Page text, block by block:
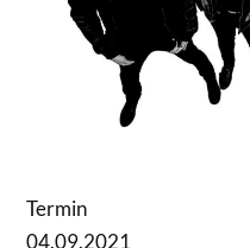
Termin
04.09.2021